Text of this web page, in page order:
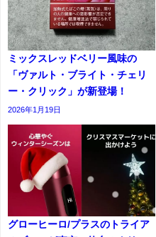
ミックスレッドベリー風味の
「ヴァルト・ブライト・チェリ
ー・クリック」が新登場！
2026年1月19日
グローヒーロ/プラスのトライア